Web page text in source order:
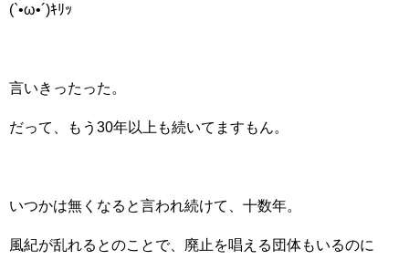
(`•ω•´)ｷﾘｯ
言いきったった。
だって、もう30年以上も続いてますもん。
いつかは無くなると言われ続けて、十数年。
風紀が乱れるとのことで、廃止を唱える団体もいるのに